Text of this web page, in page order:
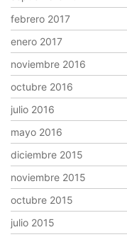
febrero 2017
enero 2017
noviembre 2016
octubre 2016
julio 2016
mayo 2016
diciembre 2015
noviembre 2015
octubre 2015
julio 2015